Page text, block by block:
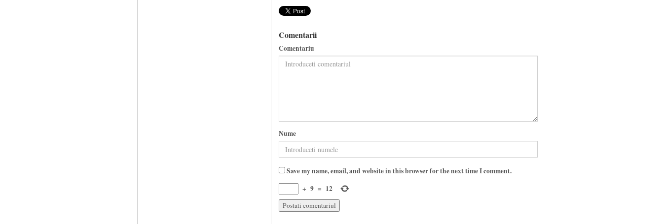
Comentarii
Comentariu
Nume
Save my name, email, and website in this browser for the next time I comment.
+ 9 = 12